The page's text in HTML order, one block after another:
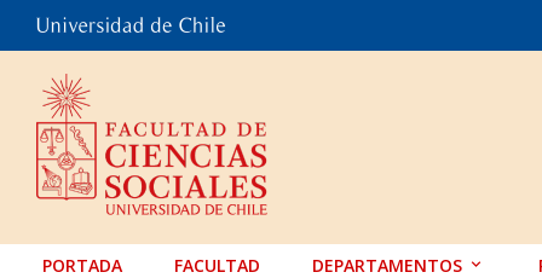
PORTADA FACULTAD
DEPARTAMENTOS